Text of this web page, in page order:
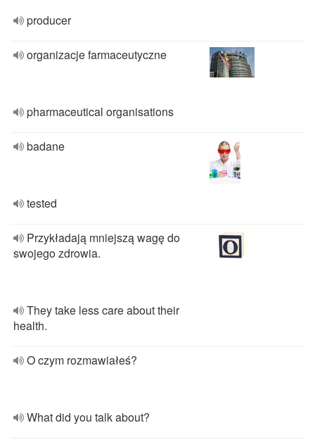
producer
organizacje farmaceutyczne
pharmaceutical organisations
badane
tested
Przykładają mniejszą wagę do
swojego zdrowia.
They take less care about their
health.
O czym rozmawiałeś?
What did you talk about?